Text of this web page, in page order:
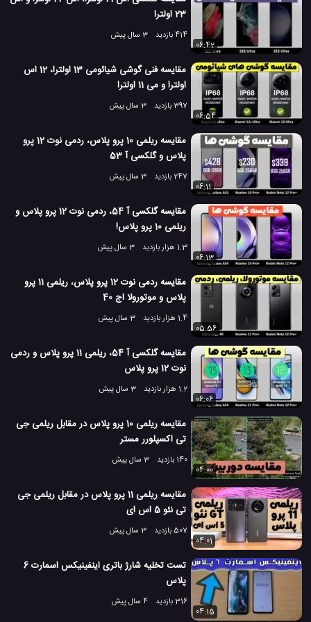
23 اولترا
414 بازدید
3 سال پیش
06:42
مقایسه فنی گوشی شیائومی 13 اولترا، 12 اس
اولترا و می 11 اولترا
397 بازدید
3 سال پیش
06:54
مقایسه ریلمی 10 پرو پلاس، ردمی نوت 12 پرو
پلاس و گلکسی آ 53
247 بازدید
3 سال پیش
06:11
مقایسه گلکسی آ 54، ردمی نوت 12 پرو پلاس و
ریلمی 10 پرو پلاس!
1.3 هزار بازدید
3 سال پیش
06:13
مقایسه ردمی نوت 12 پرو پلاس، ریلمی 11 پرو
پلاس و موتورولا اج 40
1.4 هزار بازدید
3 سال پیش
05:56
مقایسه گلکسی آ 54، ریلمی 11 پرو پلاس و ردمی
نوت 12 پرو پلاس
1.2 هزار بازدید
3 سال پیش
06:06
مقایسه ریلمی 10 پرو پلاس در مقابل ریلمی جی
تی اکسپلورر مستر
140 بازدید
3 سال پیش
04:00
مقایسه ریلمی 11 پرو پلاس در مقابل ریلمی جی
تی نئو 5 اس ای
507 بازدید
3 سال پیش
04:01
تست تخلیه شارژ باتری اینفینیکس اسمارت 6
پلاس
316 بازدید
4 سال پیش
04:15